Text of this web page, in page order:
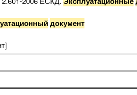
документ